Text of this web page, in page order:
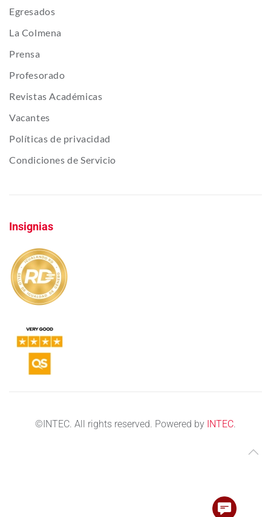
Egresados
La Colmena
Prensa
Profesorado
Revistas Académicas
Vacantes
Políticas de privacidad
Condiciones de Servicio
Insignias
© INTEC. All rights reserved. Powered by INTEC.